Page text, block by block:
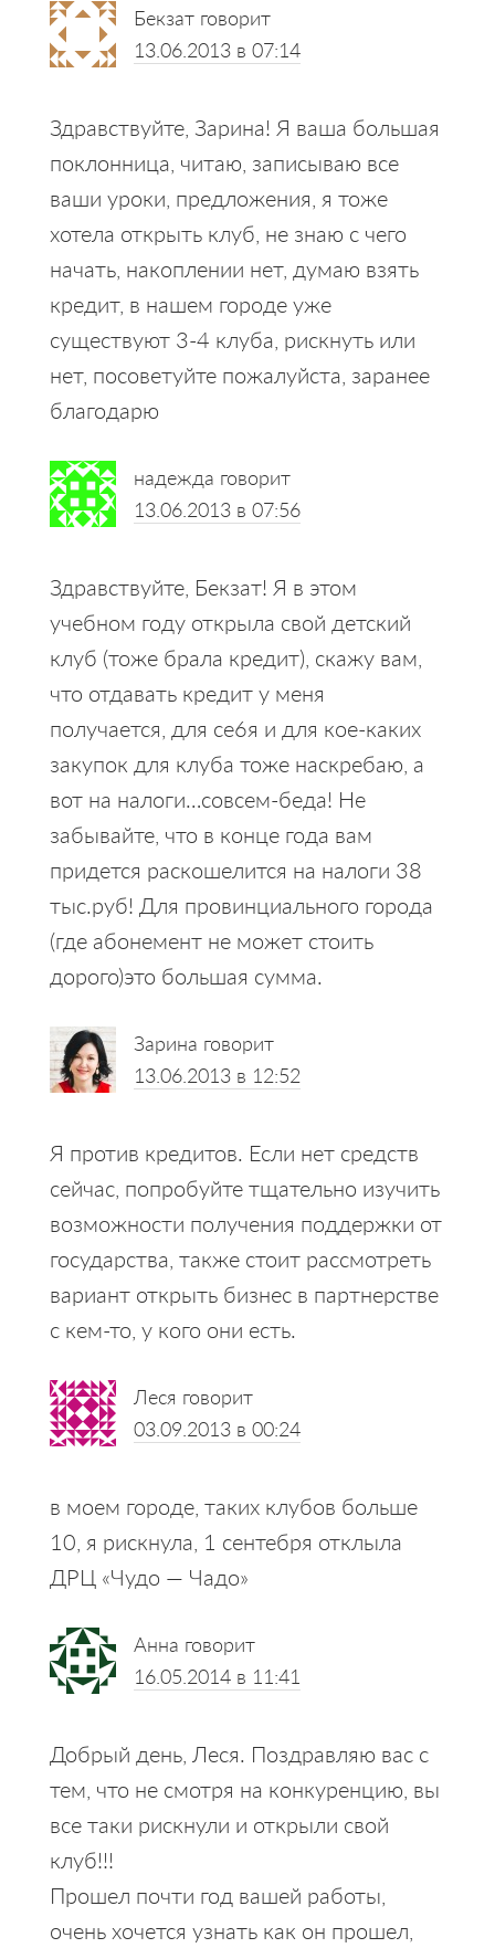
Бекзат говорит
13.06.2013 в 07:14
Здравствуйте, Зарина! Я ваша большая
поклонница, читаю, записываю все
ваши уроки, предложения, я тоже
хотела открыть клуб, не знаю с чего
начать, накоплении нет, думаю взять
кредит, в нашем городе уже
существуют 3-4 клуба, рискнуть или
нет, посоветуйте пожалуйста, заранее
благодарю
надежда говорит
13.06.2013 в 07:56
Здравствуйте, Бекзат! Я в этом
учебном году открыла свой детский
клуб (тоже брала кредит), скажу вам,
что отдавать кредит у меня
получается, для се6я и для кое-каких
закупок для клуба тоже наскребаю, а
вот на налоги…совсем-беда! Не
забывайте, что в конце года вам
придется раскошелится на налоги 38
тыс.руб! Для провинциального города
(где абонемент не может стоить
дорого)это большая сумма.
Зарина говорит
13.06.2013 в 12:52
Я против кредитов. Если нет средств
сейчас, попробуйте тщательно изучить
возможности получения поддержки от
государства, также стоит рассмотреть
вариант открыть бизнес в партнерстве
с кем-то, у кого они есть.
Леся говорит
03.09.2013 в 00:24
в моем городе, таких клубов больше
10, я рискнула, 1 сентебря отклыла
ДРЦ «Чудо — Чадо»
Анна говорит
16.05.2014 в 11:41
Добрый день, Леся. Поздравляю вас с
тем, что не смотря на конкуренцию, вы
все таки рискнули и открыли свой
клуб!!!
Прошел почти год вашей работы,
очень хочется узнать как он прошел,